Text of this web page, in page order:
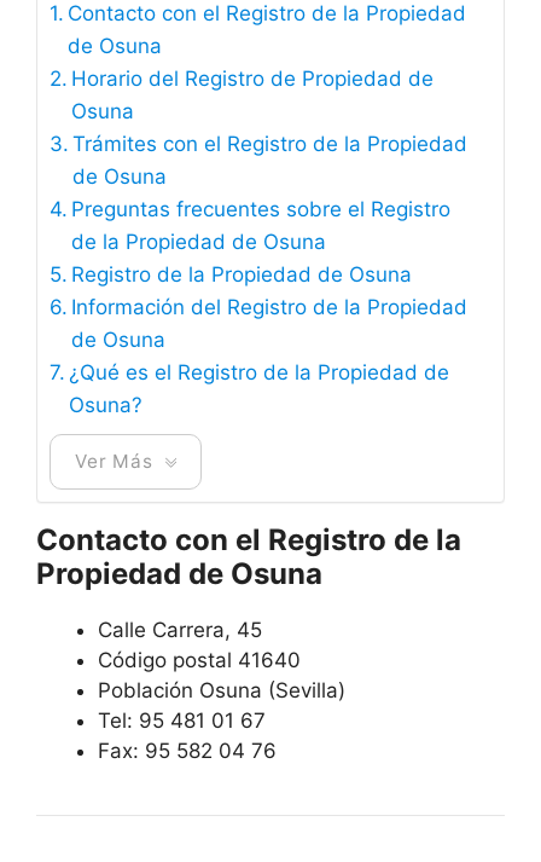
Contacto con el Registro de la Propiedad
de Osuna
Horario del Registro de Propiedad de
Osuna
Trámites con el Registro de la Propiedad
de Osuna
Preguntas frecuentes sobre el Registro
de la Propiedad de Osuna
Registro de la Propiedad de Osuna
Información del Registro de la Propiedad
de Osuna
¿Qué es el Registro de la Propiedad de
Osuna?
Ver Más
Contacto con el Registro de la
Propiedad de Osuna
Calle Carrera, 45
Código postal 41640
Población Osuna (Sevilla)
Tel: 95 481 01 67
Fax: 95 582 04 76